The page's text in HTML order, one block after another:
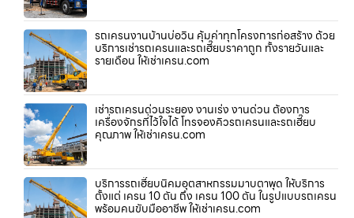
รถเครนงานบ้านบ่อวิน คุ้มค่าทุกโครงการก่อสร้าง ด้วย
บริการเช่ารถเครนและรถเฮี๊ยบราคาถูก ทั้งรายวันและ
รายเดือน ให้เช่าเครน.com
เช่ารถเครนด่วนระยอง งานเร่ง งานด่วน ต้องการ
เครื่องจักรที่ไว้ใจได้ โทรจองคิวรถเครนและรถเฮี๊ยบ
คุณภาพ ให้เช่าเครน.com
บริการรถเฮี๊ยบนิคมอุตสาหกรรมมาบตาพุด ให้บริการ
ตั้งแต่ เครน 10 ตัน ถึง เครน 100 ตัน ในรูปแบบรถเครน
พร้อมคนขับมืออาชีพ ให้เช่าเครน.com